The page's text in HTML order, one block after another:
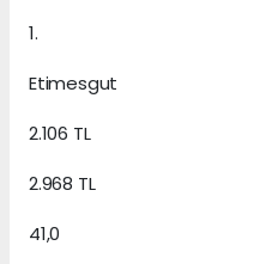
1.
Etimesgut
2.106 TL
2.968 TL
41,0